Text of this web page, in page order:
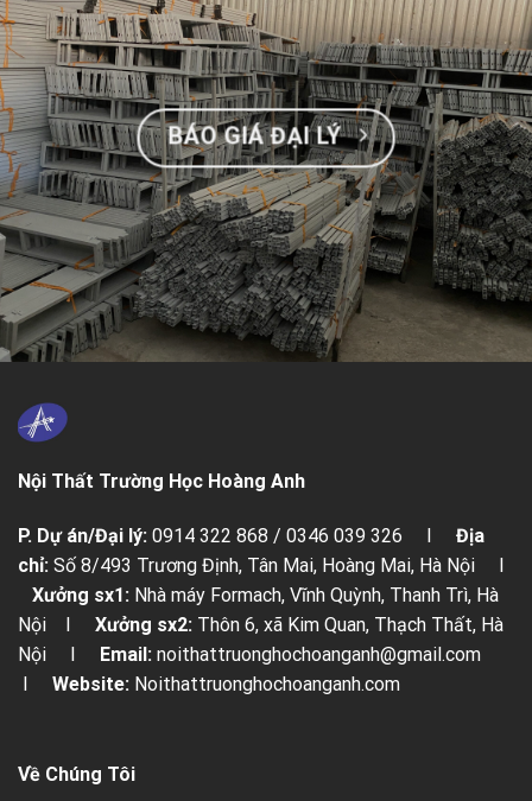
BÁO GIÁ ĐẠI LÝ
Nội Thất Trường Học Hoàng Anh
P. Dự án/Đại lý: 0914 322 868 / 0346 039 326 I Địa
chỉ: Số 8/493 Trương Định, Tân Mai, Hoàng Mai, Hà Nội I
Xưởng sx1: Nhà máy Formach, Vĩnh Quỳnh, Thanh Trì, Hà
Nội I Xưởng sx2: Thôn 6, xã Kim Quan, Thạch Thất, Hà
Nội I Email: noithattruonghochoanganh@gmail.com
I Website: Noithattruonghochoanganh.com
Về Chúng Tôi